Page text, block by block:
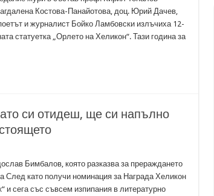
Костова-Панайотова, доц. Юрий Дачев,
и журналист Бойко Ламбовски излъчиха 12-
статуетка „Орлето на Хеликон“. Тази година за
си отидеш, ще си напълно
Бимбалов, която разказва за прераждането
След като получи номинация за Награда Хеликон
и сега със съвсем изпипания в литературно